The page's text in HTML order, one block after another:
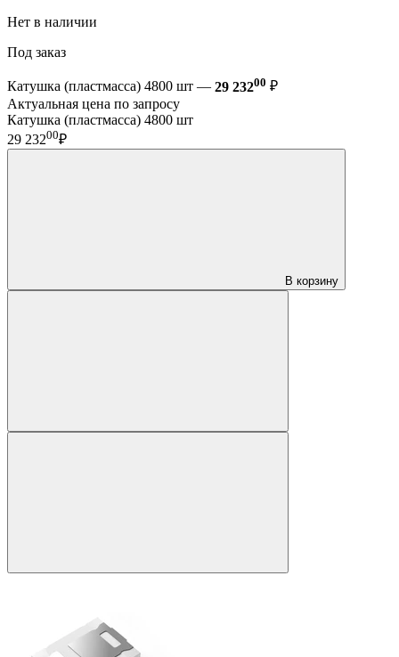
Нет в наличии
Под заказ
Катушка (пластмасса) 4800 шт — 29 23200 ₽
Актуальная цена по запросу
Катушка (пластмасса) 4800 шт
29 23200₽
В корзину